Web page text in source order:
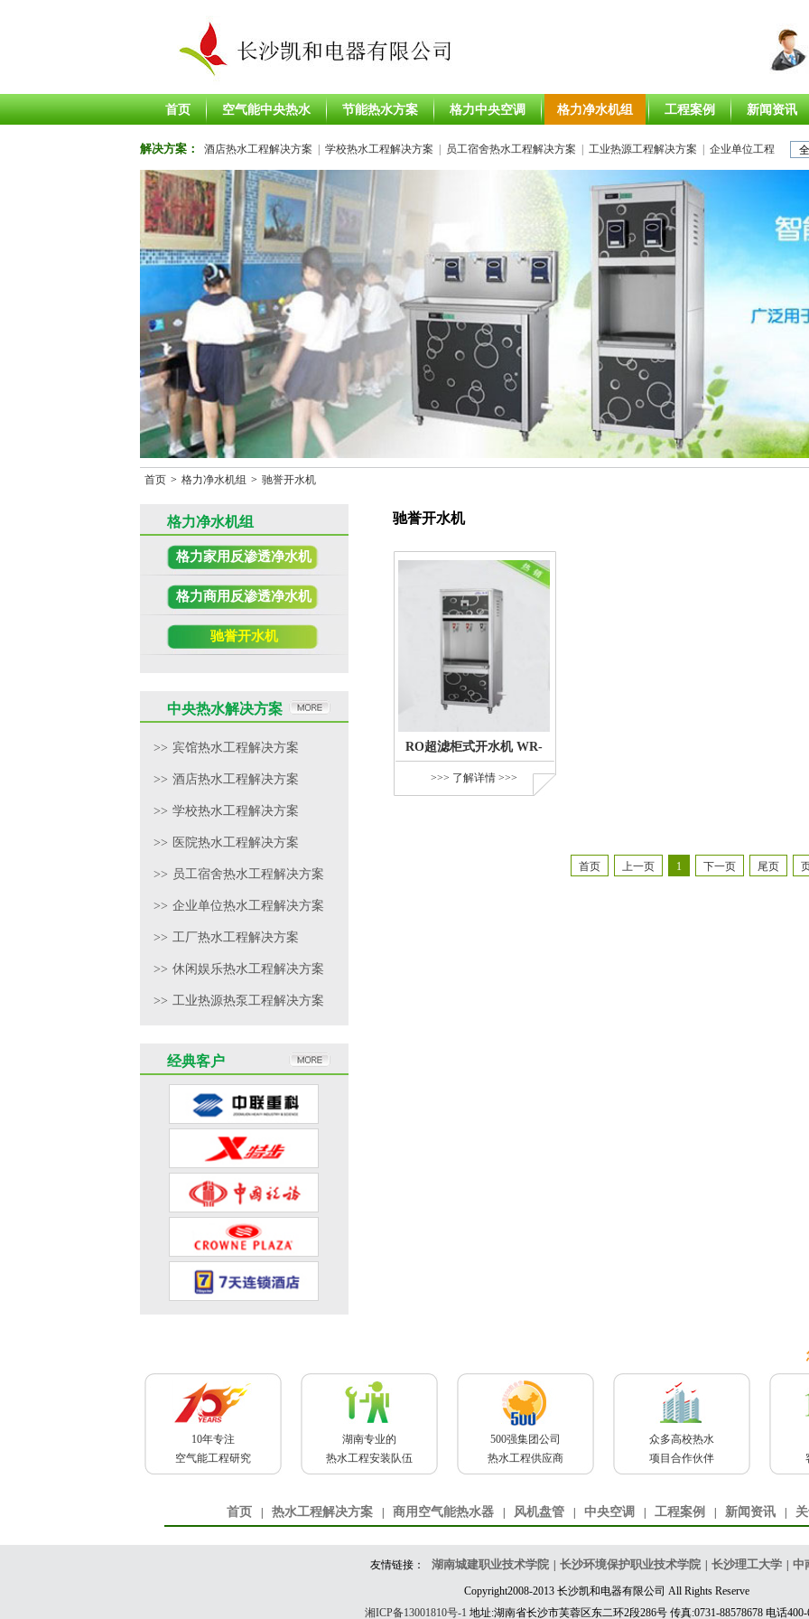
首页 空气能中央热水 节能热水方案 格力中央空调 格力净水机组 工程案例 新闻资讯
解决方案： 酒店热水工程解决方案 学校热水工程解决方案 员工宿舍热水工程解决方案 工业热源工程解决方案
企业单位工程
解决方案
首页 > 格力净水机组 > 驰誉开水机
格力净水机组
格力家用反渗透净水机
格力商用反渗透净水机
驰誉开水机
中央热水解决方案
>> 宾馆热水工程解决方案
>> 酒店热水工程解决方案
>> 学校热水工程解决方案
>> 医院热水工程解决方案
>> 员工宿舍热水工程解决方案
>> 企业单位热水工程解决方案
>> 工厂热水工程解决方案
>> 休闲娱乐热水工程解决方案
>> 工业热源热泵工程解决方案
经典客户
驰誉开水机
RO超滤柜式开水机 WR-
>>> 了解详情 >>>
首页 上一页 1 下一页 尾页
10年专注
空气能工程研究
湖南专业的
热水工程安装队伍
500强集团公司
热水工程供应商
众多高校热水
项目合作伙伴
首页 热水工程解决方案 商用空气能热水器 风机盘管 中央空调 工程案例 新闻资讯
友情链接： 湖南城建职业技术学院 长沙环境保护职业技术学院 长沙理工大学 中
Copyright2008-2013 长沙凯和电器有限公司 All Rights Reserve
湘ICP备13001810号-1 地址:湖南省长沙市芙蓉区东二环2段286号 传真:0731-88578678 电话400-